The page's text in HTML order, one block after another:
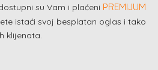
su Vam i plaćeni PREMIJUM
istaći svoj besplatan oglas i tako
klijenata.